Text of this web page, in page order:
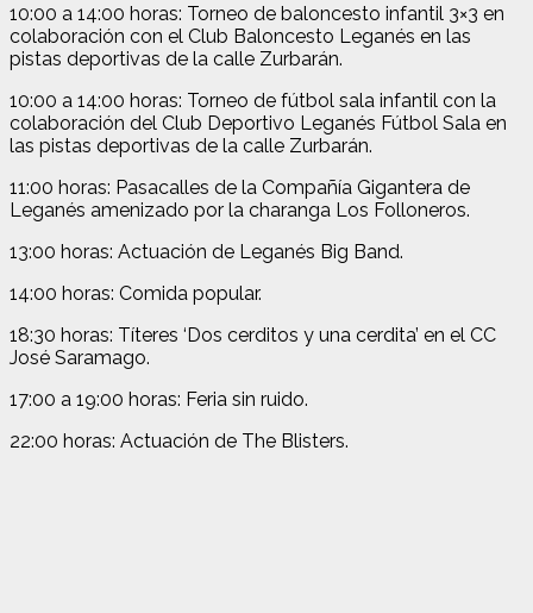
10:00 a 14:00 horas: Torneo de baloncesto infantil 3×3 en
colaboración con el Club Baloncesto Leganés en las
pistas deportivas de la calle Zurbarán.
10:00 a 14:00 horas: Torneo de fútbol sala infantil con la
colaboración del Club Deportivo Leganés Fútbol Sala en
las pistas deportivas de la calle Zurbarán.
11:00 horas: Pasacalles de la Compañía Gigantera de
Leganés amenizado por la charanga Los Folloneros.
13:00 horas: Actuación de Leganés Big Band.
14:00 horas: Comida popular.
18:30 horas: Títeres ‘Dos cerditos y una cerdita’ en el CC
José Saramago.
17:00 a 19:00 horas: Feria sin ruido.
22:00 horas: Actuación de The Blisters.